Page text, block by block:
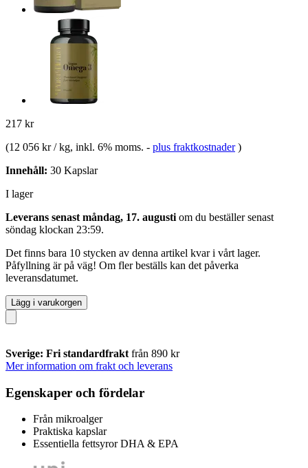
217 kr
(12 056 kr / kg, inkl. 6% moms. - plus fraktkostnader )
Innehåll: 30 Kapslar
I lager
Leverans senast måndag, 17. augusti om du beställer senast
söndag klockan 23:59.
Det finns bara 10 stycken av denna artikel kvar i vårt lager.
Påfyllning är på väg! Om fler beställs kan det påverka
leveransdatumet.
Lägg i varukorgen
Sverige: Fri standardfrakt från 890 kr
Mer information om frakt och leverans
Egenskaper och fördelar
Från mikroalger
Praktiska kapslar
Essentiella fettsyror DHA & EPA